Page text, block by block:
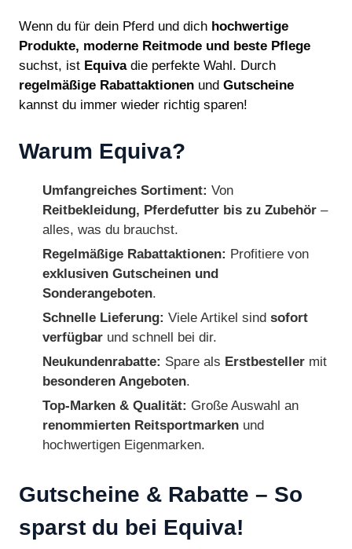
Wenn du für dein Pferd und dich hochwertige
Produkte, moderne Reitmode und beste Pflege
suchst, ist Equivadie perfekte Wahl. Durch
regelmäßige Rabattaktionen und Gutscheine
kannst du immer wieder richtig sparen!
Warum Equiva?
Umfangreiches Sortiment: Von
Reitbekleidung, Pferdefutter bis zu Zubehör –
alles, was du brauchst.
Regelmäßige Rabattaktionen: Profitiere von
exklusiven Gutscheinen und
Sonderangeboten.
Schnelle Lieferung: Viele Artikel sind sofort
verfügbar und schnell bei dir.
Neukundenrabatte: Spare als Erstbesteller mit
besonderen Angeboten.
Top-Marken & Qualität: Große Auswahl an
renommierten Reitsportmarken und
hochwertigen Eigenmarken.
Gutscheine & Rabatte – So
sparst du bei Equiva!